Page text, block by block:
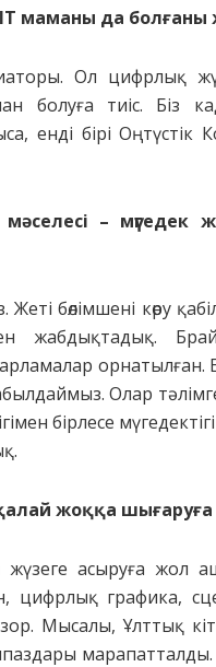
ІТ маманы да болғаны
Ол цифрлық
болуға тиіс. Біз
енді бірі Оңтүстік
– мүгедек
бөлімшені көру
жабдықтадық.
орна­тыл­ған.
Олар
бірлесе
жоққа
асыруға жол
цифр­лық графика,
Мысалы, Ұлттық